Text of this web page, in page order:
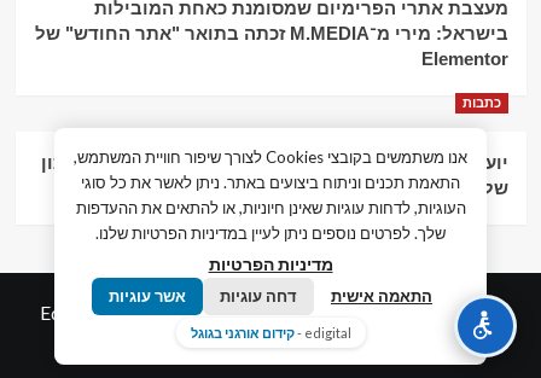
מעצבת אתרי הפרימיום שמסומנת כאחת המובילות
בישראל: מירי מ־M.MEDIA זכתה בתואר "אתר החודש" של
Elementor
כתבות
יועץ עסקי וליווי פיננסי – הדרך לצמיחה כלכלית וניהול נכון
של העסק
© כל הזכויות שמורות חדשות המאה ה-21 |
Edigital.co.ilby
אלימלך דיגיטל.
אנו משתמשים בקובצי Cookies לצורך שיפור חוויית המשתמש,
התאמת תכנים וניתוח ביצועים באתר. ניתן לאשר את כל סוגי
העוגיות, לדחות עוגיות שאינן חיוניות, או להתאים את ההעדפות
שלך. לפרטים נוספים ניתן לעיין במדיניות הפרטיות שלנו.
מדיניות הפרטיות
התאמה אישית דחה עוגיות אשר עוגיות
edigital - קידום אורגני בגוגל